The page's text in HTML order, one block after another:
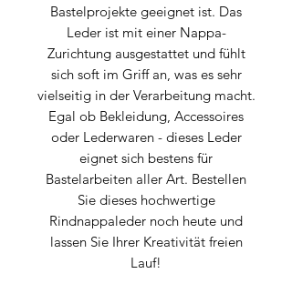
Bastelprojekte geeignet ist. Das
Leder ist mit einer Nappa-
Zurichtung ausgestattet und fühlt
sich soft im Griff an, was es sehr
vielseitig in der Verarbeitung macht.
Egal ob Bekleidung, Accessoires
oder Lederwaren - dieses Leder
eignet sich bestens für
Bastelarbeiten aller Art. Bestellen
Sie dieses hochwertige
Rindnappaleder noch heute und
lassen Sie Ihrer Kreativität freien
Lauf!